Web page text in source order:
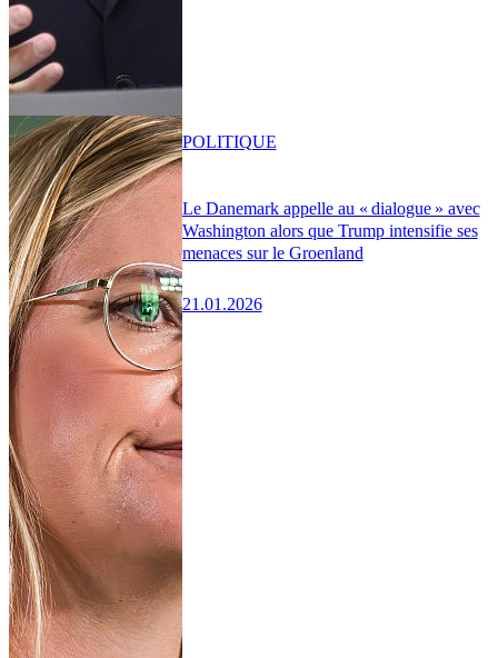
Le Danemark appelle au « dialogue » avec
Washington alors que Trump intensifie ses
menaces sur le Groenland
21.01.2026
POLITIQUE